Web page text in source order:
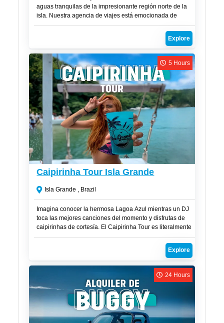
aguas tranquilas de la impresionante región norte de la
isla. Nuestra agencia de viajes está emocionada de
presentar el viaje perfecto que combina la serenidad del
buceo con peces en aguas cristalinas. Prepárate para
maravillarte con la magia de la Lagoa Azul y sus paradas
Explore
R$250
5 Hours
Caipirinha Tour Isla Grande
Isla Grande , Brazil
Imagina conocer la hermosa Lagoa Azul mientras un DJ
toca las mejores canciones del momento y disfrutas de
caipirinhas de cortesía. El Caipirinha Tour es literalmente
una fiesta en alta mar, la excursión ideal para quienes
desean conectarse con la naturaleza, conocer nuevas
personas, sumergirse en la vida nocturna, explorar el
otras dos playas igualmente espectaculares.
Explore
24 Hours